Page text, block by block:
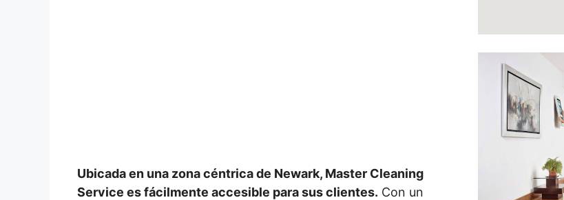
Ubicada en una zona céntrica de Newark, Master Cleaning
Service es fácilmente accesible para sus clientes. Con un